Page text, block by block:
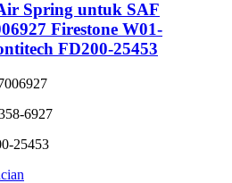
Spring untuk SAF
Firestone W01-
FD200-25453
6927
25453